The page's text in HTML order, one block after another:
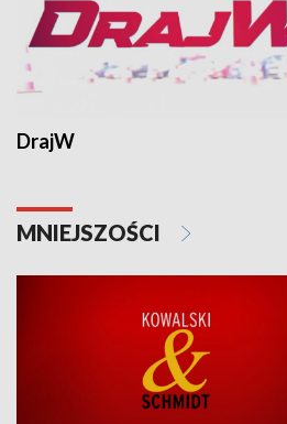
DrajW
MNIEJSZOŚCI